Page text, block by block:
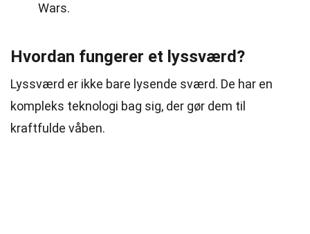
Wars.
Hvordan fungerer et lyssværd?
Lyssværd er ikke bare lysende sværd. De har en
kompleks teknologi bag sig, der gør dem til
kraftfulde våben.